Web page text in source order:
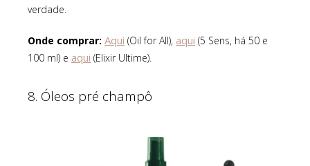
verdade.
Onde comprar: Aqui (Oil for All), aqui (5 Sens, há 50 e
100 ml) e aqui (Elixir Ultime).
8. Óleos pré champô